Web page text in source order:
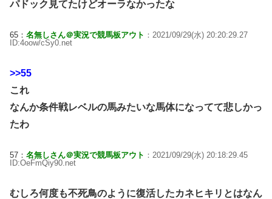
パドック見てたけどオーラなかったな
65： 名無しさん＠実況で競馬板アウト ：2021/09/29(水) 20:20:29.27
ID:4oow/cSy0.net
>>55
これ
なんか条件戦レベルの馬みたいな馬体になってて悲しかっ
たわ
57： 名無しさん＠実況で競馬板アウト ：2021/09/29(水) 20:18:29.45
ID:OeFmQiy90.net
むしろ何度も不死鳥のように復活したカネヒキリとはなん